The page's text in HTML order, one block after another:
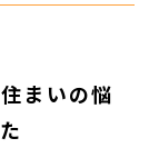
まいの悩